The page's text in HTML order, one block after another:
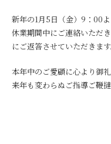
新年の1月5日（金）9：00よ
休業期間中にご連絡いただ
にご返答させていただきます
本年中のご愛顧に心より御
来年も変わらぬご指導ご鞭